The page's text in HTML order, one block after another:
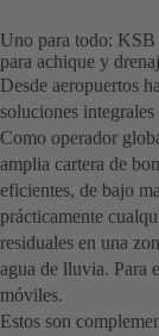
Uno para todo: KSB
para achique y
Desde aeropuertos
soluciones
Como operador
amplia cartera de
eficientes, de bajo
prácticamente
residuales en una
agua de lluvia. Para
móviles.
Estos son